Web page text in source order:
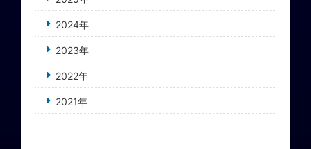
2024年
2023年
2022年
2021年